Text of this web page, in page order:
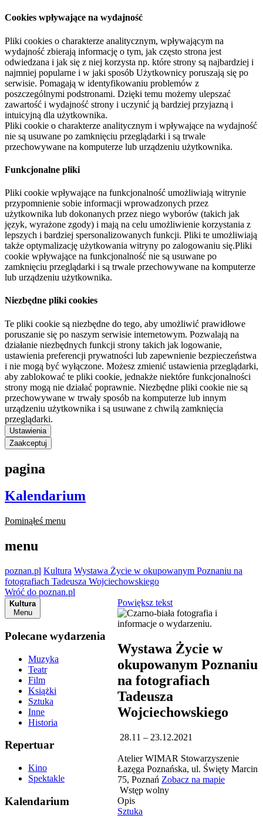
Cookies wpływające na wydajność
Pliki cookies o charakterze analitycznym, wpływającym na
wydajność zbierają informację o tym, jak często strona jest
odwiedzana i jak się z niej korzysta np. które strony są najbardziej i
najmniej popularne i w jaki sposób Użytkownicy poruszają się po
serwisie. Pomagają w identyfikowaniu problemów z
poszczególnymi podstronami. Dzięki temu możemy ulepszać
zawartość i wydajność strony i uczynić ją bardziej przyjazną i
intuicyjną dla użytkownika.
Pliki cookie o charakterze analitycznym i wpływające na wydajność
nie są usuwane po zamknięciu przeglądarki i są trwale
przechowywane na komputerze lub urządzeniu użytkownika.
Funkcjonalne pliki
Pliki cookie wpływające na funkcjonalność umożliwiają witrynie
przypomnienie sobie informacji wprowadzonych przez
użytkownika lub dokonanych przez niego wyborów (takich jak
język, wyrażone zgody) i mają na celu umożliwienie korzystania z
lepszych i bardziej spersonalizowanych funkcji. Pliki te umożliwiają
także optymalizację użytkowania witryny po zalogowaniu się.Pliki
cookie wpływające na funkcjonalność nie są usuwane po
zamknięciu przeglądarki i są trwale przechowywane na komputerze
lub urządzeniu użytkownika.
Niezbędne pliki cookies
Te pliki cookie są niezbędne do tego, aby umożliwić prawidłowe
poruszanie się po naszym serwisie internetowym. Pozwalają na
działanie niezbędnych funkcji strony takich jak logowanie,
ustawienia preferencji prywatności lub zapewnienie bezpieczeństwa
i nie mogą być wyłączone. Możesz zmienić ustawienia przeglądarki,
aby zablokować te pliki cookie, jednakże niektóre funkcjonalności
strony mogą nie działać poprawnie. Niezbędne pliki cookie nie są
przechowywane w trwały sposób na komputerze lub innym
urządzeniu użytkownika i są usuwane z chwilą zamknięcia
przeglądarki.
Ustawienia
Zaakceptuj
pagina
Kalendarium
Pominąłeś menu
menu
poznan.pl Kultura Wystawa Życie w okupowanym Poznaniu na
fotografiach Tadeusza Wojciechowskiego
Wróć do poznan.pl
Kultura
Menu
Polecane wydarzenia
Muzyka
Teatr
Film
Książki
Sztuka
Inne
Historia
Repertuar
Kino
Spektakle
Kalendarium
Powiększ tekst
Wystawa Życie w
okupowanym Poznaniu
na fotografiach
Tadeusza
Wojciechowskiego
28.11 – 23.12.2021
Atelier WIMAR Stowarzyszenie
Łazęga Poznańska, ul. Święty Marcin
75, Poznań Zobacz na mapie
Wstęp wolny
Opis
Sztuka